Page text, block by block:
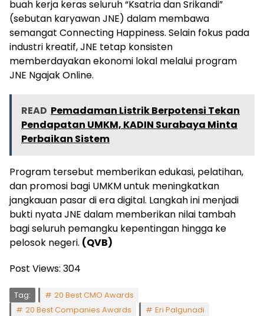
buah kerja keras seluruh “Ksatria dan Srikandi”
(sebutan karyawan JNE) dalam membawa
semangat Connecting Happiness. Selain fokus pada
industri kreatif, JNE tetap konsisten
memberdayakan ekonomi lokal melalui program
JNE Ngajak Online.
READ Pemadaman Listrik Berpotensi Tekan
Pendapatan UMKM, KADIN Surabaya Minta
Perbaikan Sistem
Program tersebut memberikan edukasi, pelatihan,
dan promosi bagi UMKM untuk meningkatkan
jangkauan pasar di era digital. Langkah ini menjadi
bukti nyata JNE dalam memberikan nilai tambah
bagi seluruh pemangku kepentingan hingga ke
pelosok negeri. (QVB)
Post Views: 304
Tag:
20 Best CMO Awards
20 Best Companies Awards
Eri Palgunadi